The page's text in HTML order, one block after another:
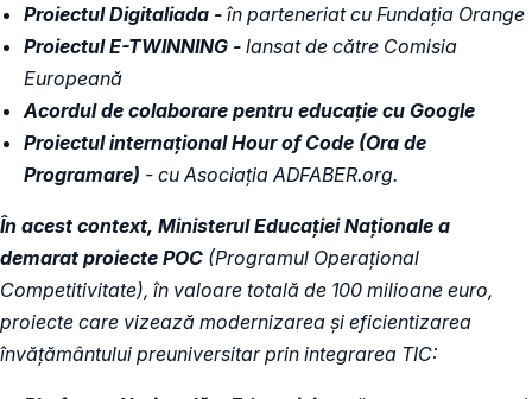
Proiectul Digitaliada - în parteneriat cu Fundația Orange
Proiectul E-TWINNING - lansat de către Comisia
Europeană
Acordul de colaborare pentru educație cu Google
Proiectul internațional Hour of Code (Ora de
Programare) - cu Asociația ADFABER.org.
În acest context, Ministerul Educației Naționale a
demarat proiecte POC (Programul Operațional
Competitivitate), în valoare totală de 100 milioane euro,
proiecte care vizează modernizarea și eficientizarea
învățământului preuniversitar prin integrarea TIC: